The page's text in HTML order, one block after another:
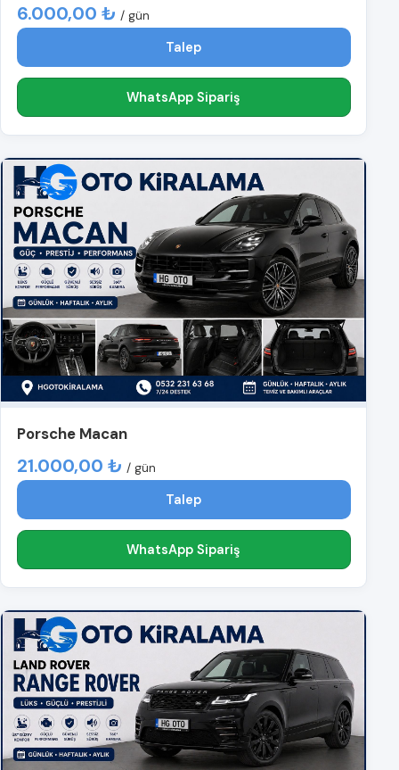
6.000,00 ₺ / gün
Talep
WhatsApp Sipariş
Porsche Macan
21.000,00 ₺ / gün
Talep
WhatsApp Sipariş